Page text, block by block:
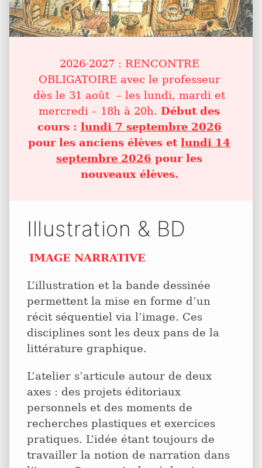
2026-2027 : RENCONTRE
OBLIGATOIRE avec le professeur
dès le 31 août – les lundi, mardi et
mercredi – 18h à 20h. Début des
cours : lundi 7 septembre 2026
pour les anciens élèves et lundi 14
septembre 2026 pour les
nouveaux élèves.
Illustration & BD
IMAGE NARRATIVE
L’illustration et la bande dessinée
permettent la mise en forme d’un
récit séquentiel via l’image. Ces
disciplines sont les deux pans de la
littérature graphique.
L’atelier s’articule autour de deux
axes : des projets éditoriaux
personnels et des moments de
recherches plastiques et exercices
pratiques. L’idée étant toujours de
travailler la notion de narration dans